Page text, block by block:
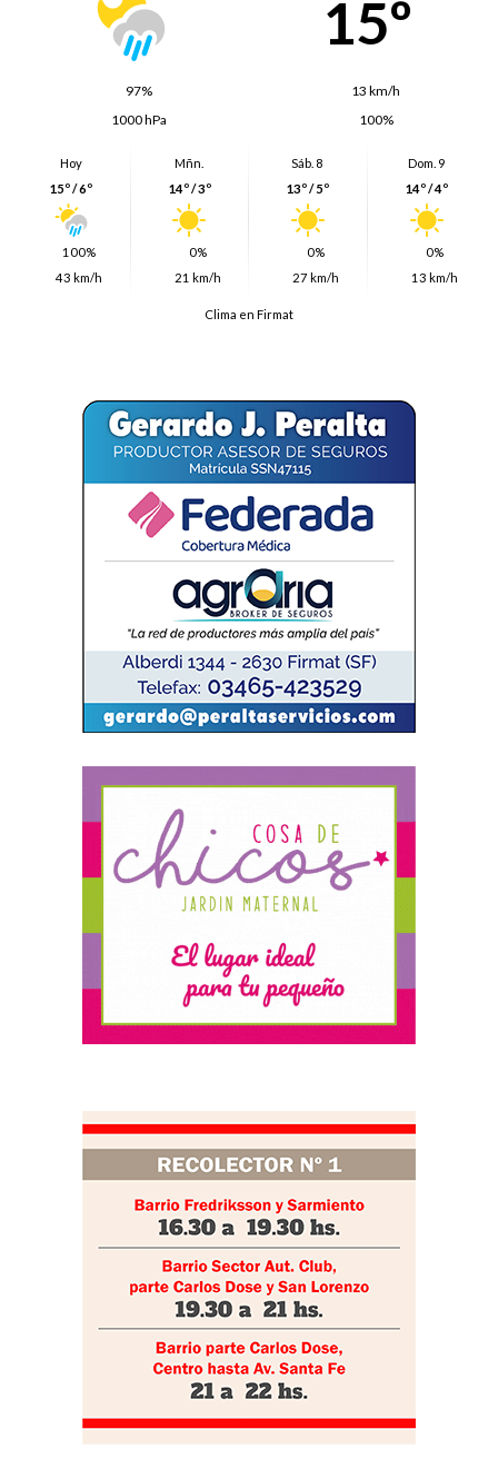
15º
97%
13 km/h
1000 hPa
100%
Hoy
15º / 6º
100%
43 km/h
Mñn.
14º / 3º
0%
21 km/h
Sáb. 8
13º / 5º
0%
27 km/h
Dom. 9
14º / 4º
0%
13 km/h
Clima en Firmat